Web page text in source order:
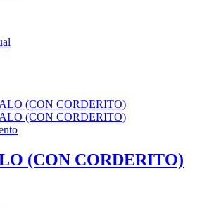
(CON CORDERITO)